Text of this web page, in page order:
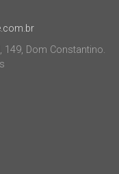
149, Dom Constantino.